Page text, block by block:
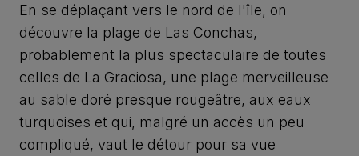
En se déplaçant vers le nord de l'île, on
découvre la plage de Las Conchas,
probablement la plus spectaculaire de toutes
celles de La Graciosa, une plage merveilleuse
au sable doré presque rougeâtre, aux eaux
turquoises et qui, malgré un accès un peu
compliqué, vaut le détour pour sa vue